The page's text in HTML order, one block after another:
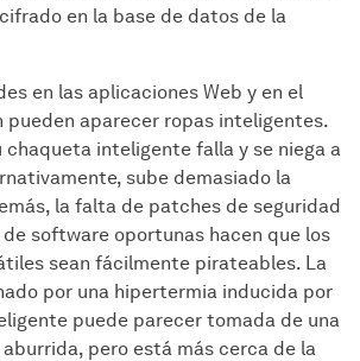
en la base de datos de la
en las aplicaciones Web y en el
aparecer ropas inteligentes.
chaqueta inteligente falla y se niega a
sube demasiado la
la falta de patches de seguridad
software oportunas hacen que los
sean fácilmente pirateables. La
por una hipertermia inducida por
puede parecer tomada de una
pero está más cerca de la